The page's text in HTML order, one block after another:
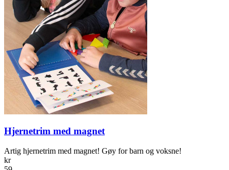
Hjernetrim med magnet
Artig hjernetrim med magnet! Gøy for barn og voksne!
kr